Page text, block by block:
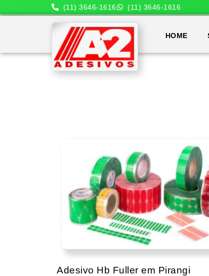
(11) 3646-1616 (11) 3646-1616
HOME
Adesivo Hb Fuller em Pirangi